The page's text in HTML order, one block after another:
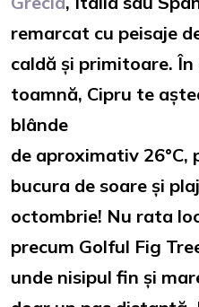
remarcat cu peisaje
caldă și primitoare. În
toamnă, Cipru te
blânde
de aproximativ
bucura de soare și
octombrie! Nu rata
precum Golful Fig
unde nisipul fin și